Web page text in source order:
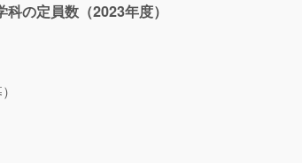
の定員数（2023年度）